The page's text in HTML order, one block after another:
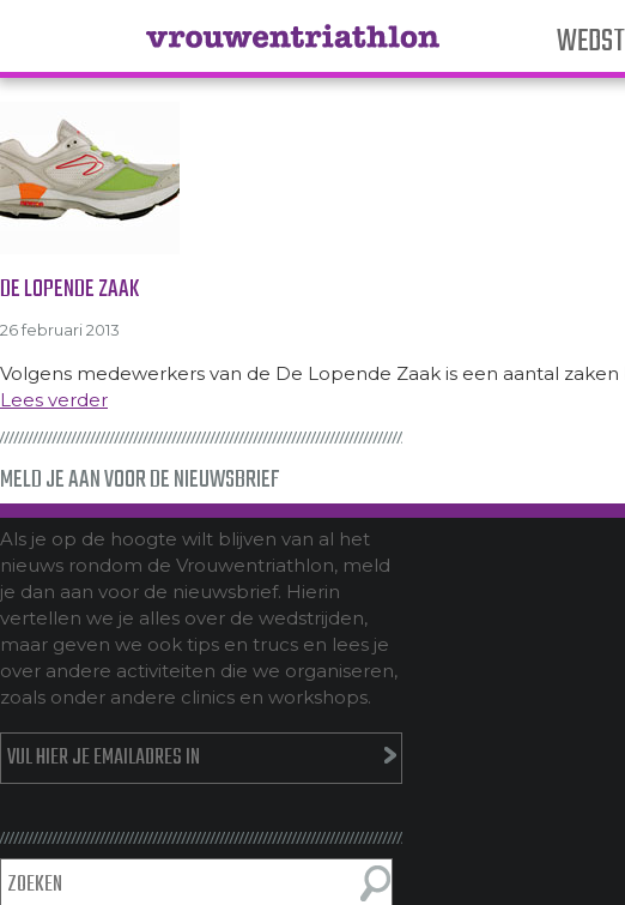
Tag Archive: De Lopende Zaak
DE LOPENDE ZAAK
26 februari 2013
Volgens medewerkers van de De Lopende Zaak is een aantal
Lees verder
MELD JE AAN VOOR DE NIEUWSBRIEF
Als je op de hoogte wilt blijven van al het
nieuws rondom de Vrouwentriathlon, meld
je dan aan voor de nieuwsbrief. Hierin
vertellen we je alles over de wedstrijden,
maar geven we ook tips en trucs en lees je
over andere activiteiten die we organiseren,
zoals onder andere clinics en workshops.